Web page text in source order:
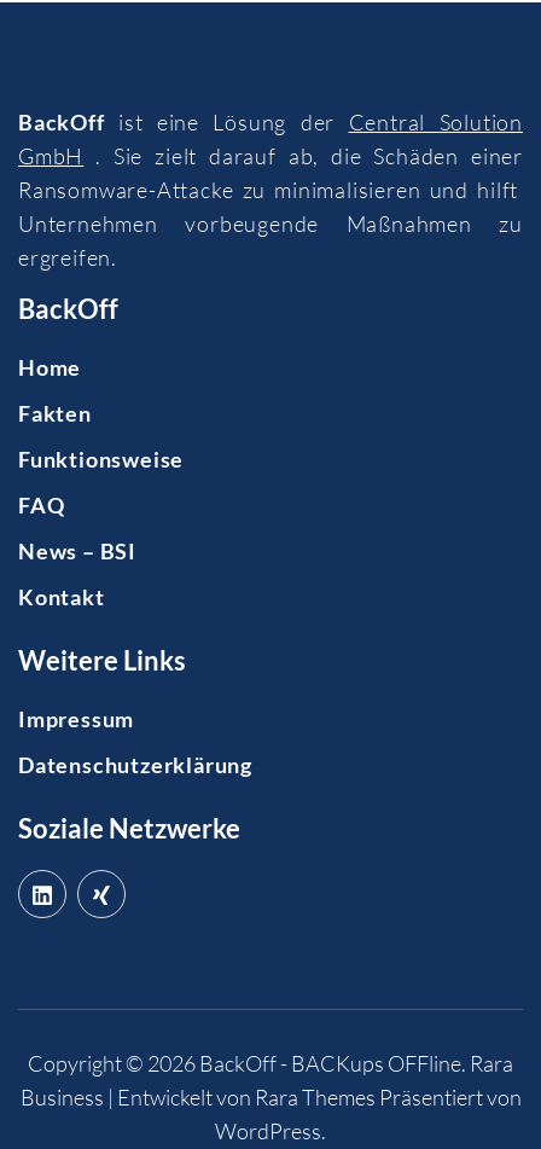
BackOffist eine Lösung der Central Solution
GmbH
. Sie zielt darauf ab, die Schäden einer
Ransomware-Attacke zu minimalisieren und hilft
Unternehmen vorbeugende Maßnahmen zu
ergreifen.
BackOff
Home
Fakten
Funktionsweise
FAQ
News – BSI
Kontakt
Weitere Links
Impressum
Datenschutzerklärung
Soziale Netzwerke
Copyright © 2026BackOff - BACKups OFFline. Rara
Business | Entwickelt von Rara Themes Präsentiert von
WordPress.